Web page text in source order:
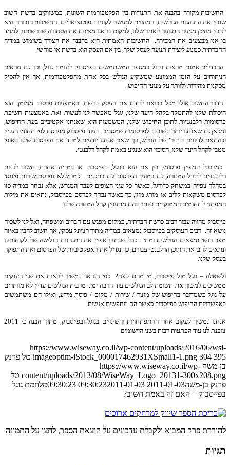
החשיבות מקורה בהבנה את התנודות בין הפלטפורמות השונות, כמשווקים ברשת חשוב
שנבין את התנהגות הגולשים, המהווים למעשה לקוחות פוטנציאליים. החשיבות הגבוהה היא
להבין מהיכן מגיעה התנועה לאתר שלנו, למקום בו אנו מציגים את הסחורה שברשותנו, לממד
בו אנו מבצעים את המכירה. החשיבות האמתית היא בהבנה את הצורך בשימוש במדיה
החברתית כמנוע ליצירת תנועה לעסק שלך, בין אם העסק הוא ברשת או מוחשי.
ההבדלים אמנם מראים גידול במספר המשתמשים בפייסבוק לעומת גוגל, וכך גם מראים
הניתוחים על הזמן הממוצע שמשקיע הגולש בכל אחת מהפלטפורמות, אך אין להסיק
מסקנות מהירות ולוותר על מנועי החיפוש.
הדבר החשוב אולי מכל בבואנו לקדם את העסק ברשת, באמצעות פרסום ממומן, הוא
היכולת שלנו להתמקד בקהל היעד שלנו, גוגל מאפשר לנו לעשות זאת באמצעות חשיפת
פרסומות רלבנטיות לתוכן החיפוש שלנו, המשמעות היא שאנחנו אקטיביים בעת החיפוש,
ומכאן גם שאנחנו יותר קשובים לפרסומות שמסביב. בעוד פייסבוק מפרסם לפי תחומי העניין
ובהתאם לדיונים ב’קיר’ של הגולש, כך שאם אנחנו יודעים למקד את הפרסום שלנו באופן
מטבי לקהל היעד שלנו, הסיכוי הוא שנגיע באמת לקהל רלבנטי.
כמו בכל קמפיין פרסומי, בין אם הוא בגוגל, בפייסבוק או במדיה אחרת, חשוב להיות
רלבנטיים לקהל המטרה, גם במועד הפרסום וגם בתכנים. כמו שלא נפרסם שירות פיננסי
במהלך צפייה במשחק כדורגל, כאשר כל עיני הצופים לעבר המגרש, אלא נבחר במדיה כזו
לפרסום משקאות קלים או מותג מזון, כך כאשר נבחר לפרסם בפייסבוק, נתאים את מילות
המפתח לתחומים הממוקדים ביותר בהם מתעניין קהל המטרה שלנו.
פייסבוק מהווה עבור רבים כרשת חברתית, כמקום מפגש עם חברים ומשפחה, ואל לנו לשכוח
נושא זה. רבים העוסקים בפייסבוק נמצאים במדיה מתוך רציונל עסקי, אך חשוב להבין באיזה
מצב רגשי נמצאים הגולשים ומתי. ככל שנדע לאפיין את התנהגות הגלישה של לקוחותינו
ונתאים להם את התוכן הרלבנטי עבורם, כך נגדיל את האפקטיביות של הפרסום ואת התפוקה
בעסק שלנו.
ולשאלה – גוגל מול פייסבוק, מי מהם ינצח? כפי הנראה נמשיך לראות את שני הענקים
ממשיכים למשוך את תשומת לב הגולשים עוד הרבה זמן. מרבית הגולשים עדיין לא מוותרים
על גוגל כשמדובר בחיפוש של מוצר / שירות / מקום / פיסת מידע, ואילו הם משתמשים
באפשרויות החיפוש בפייסבוק כאשר הם מחפשים אנשים.
אנחנו נמשיך לעקוב אחר ההתפתחויות והשינויים בגוגל ובפייסבוק, מתוך הבנה כי 2011
צופנת לנו עוד הפתעות רבות בשני היישומים.
https://www.wiseway.co.il/wp-content/uploads/2016/06/wsi-
imageoptim-iStock_000017462931XSmall1-1.png 304 395
טל פרנק
בן-משה https://www.wiseway.co.il/wp-
content/uploads/2013/08/WiseWay_Logo_20131-300x208.png טל
פרנק בן-משה2011-01-03 09:30:23
2011-01-03 09:30:23
מלחמת גוגל
בפייסבוק – האם זה באמת חשוב?
להורדת פרק המבוא ולקבלת עדכונים על הוצאת הספר, לחצו על התמונה
תגיות